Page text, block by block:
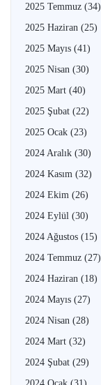
2025 Temmuz (34)
2025 Haziran (25)
2025 Mayıs (41)
2025 Nisan (30)
2025 Mart (40)
2025 Şubat (22)
2025 Ocak (23)
2024 Aralık (30)
2024 Kasım (32)
2024 Ekim (26)
2024 Eylül (30)
2024 Ağustos (15)
2024 Temmuz (27)
2024 Haziran (18)
2024 Mayıs (27)
2024 Nisan (28)
2024 Mart (32)
2024 Şubat (29)